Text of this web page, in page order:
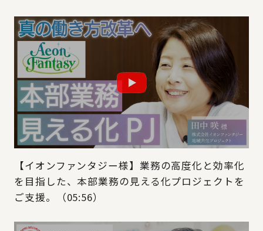
【イオンファンタジー様】業務の高度化と効率化
を目指した、本部業務の見える化プロジェクトを
ご支援。（05:56）